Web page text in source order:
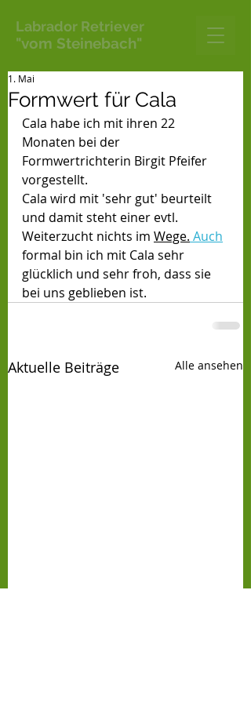
Labrador Retriever
"vom Steinebach"
Formwert für Cala
1. Mai
Cala habe ich mit ihren 22
Monaten bei der
Formwertrichterin Birgit Pfeifer
vorgestellt.
Cala wird mit 'sehr gut' beurteilt
und damit steht einer evtl.
Weiterzucht nichts im Wege. Auch
formal bin ich mit Cala sehr
glücklich und sehr froh, dass sie
bei uns geblieben ist.
Aktuelle Beiträge Alle ansehen